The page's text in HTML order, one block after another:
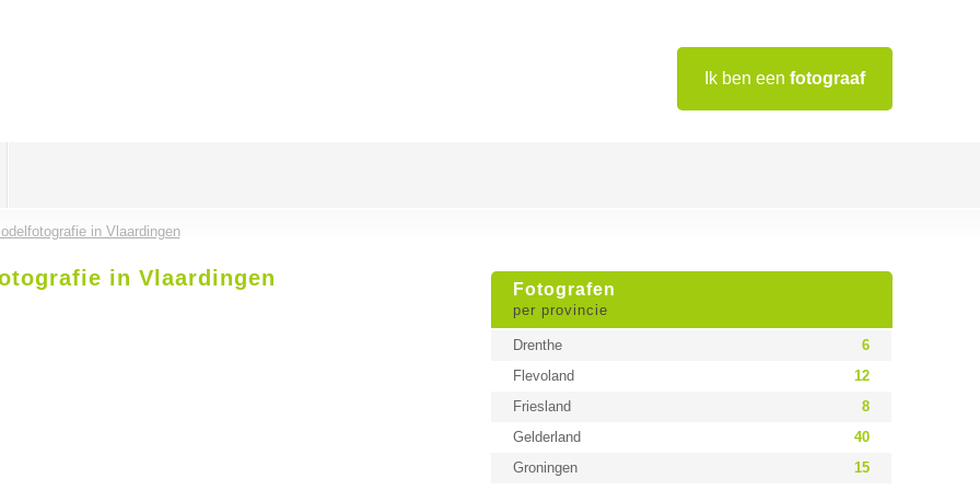
Ik ben een fotograaf
in Vlaardingen
Fotografen
per provincie
Drenthe
6
Flevoland
12
Friesland
8
Gelderland
40
Groningen
15
in Vlaardingen